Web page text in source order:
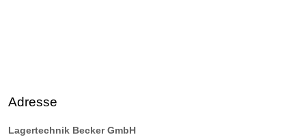
Adresse
Lagertechnik Becker GmbH